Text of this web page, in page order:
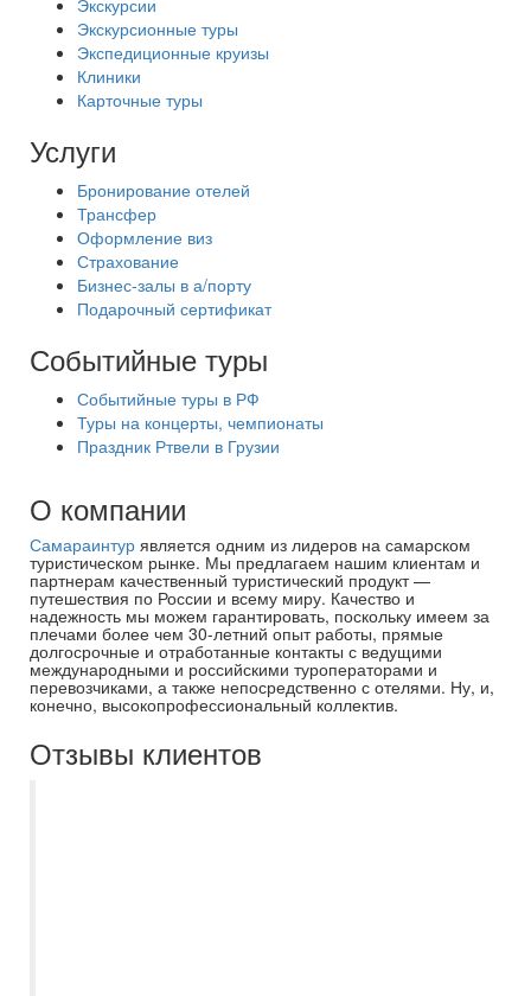
Экскурсии
Экскурсионные туры
Экспедиционные круизы
Клиники
Карточные туры
Услуги
Бронирование отелей
Трансфер
Оформление виз
Страхование
Бизнес-залы в а/порту
Подарочный сертификат
Событийные туры
Событийные туры в РФ
Туры на концерты, чемпионаты
Праздник Ртвели в Грузии
О компании
Самараинтур является одним из лидеров на самарском
туристическом рынке. Мы предлагаем нашим клиентам и
партнерам качественный туристический продукт —
путешествия по России и всему миру. Качество и
надежность мы можем гарантировать, поскольку имеем за
плечами более чем 30-летний опыт работы, прямые
долгосрочные и отработанные контакты с ведущими
международными и российскими туроператорами и
перевозчиками, а также непосредственно с отелями. Ну, и,
конечно, высокопрофессиональный коллектив.
Отзывы клиентов